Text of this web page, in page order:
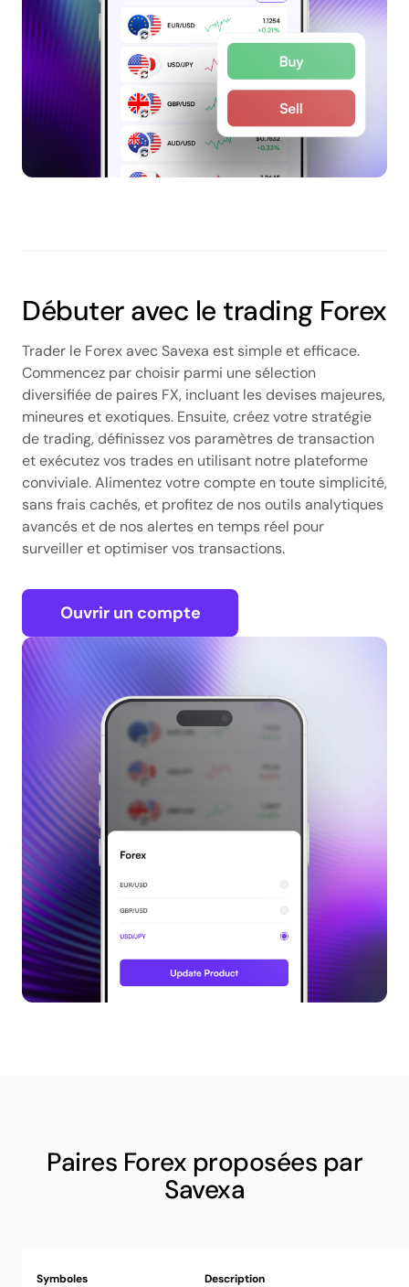
Débuter avec le trading Forex
Trader le Forex avec Savexa est simple et efficace.
Commencez par choisir parmi une sélection
diversifiée de paires FX, incluant les devises majeures,
mineures et exotiques. Ensuite, créez votre stratégie
de trading, définissez vos paramètres de transaction
et exécutez vos trades en utilisant notre plateforme
conviviale. Alimentez votre compte en toute simplicité,
sans frais cachés, et profitez de nos outils analytiques
avancés et de nos alertes en temps réel pour
surveiller et optimiser vos transactions.
Ouvrir un compte
Paires Forex proposées par
Savexa
Symboles Description